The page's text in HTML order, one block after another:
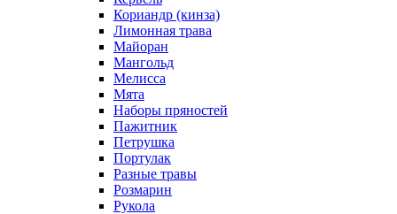
Кориандр (кинза)
Лимонная трава
Майоран
Мангольд
Мелисса
Мята
Наборы пряностей
Пажитник
Петрушка
Портулак
Разные травы
Розмарин
Рукола